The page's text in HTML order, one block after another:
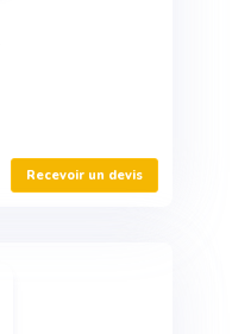
Recevoir un devis